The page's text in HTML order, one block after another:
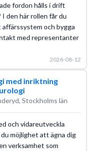
fordon hålls i drift
den här rollen får du
och bygga
med representanter
2026-08-12
med inriktning
Stockholms län
och vidareutveckla
möjlighet att ägna dig
verksamhet som